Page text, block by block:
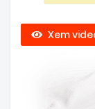
Xem